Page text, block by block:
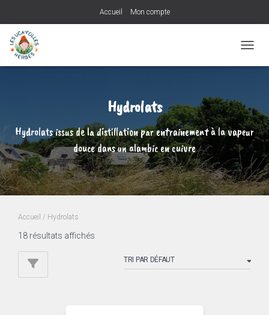
Accueil Mon compte
Hydrolats
Hydrolats issus de la distillation par entrainement à la vapeur
douce dans un alambic en cuivre
Accueil / Hydrolats
18 résultats affichés